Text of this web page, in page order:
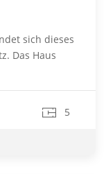
sich dieses
Das Haus
5